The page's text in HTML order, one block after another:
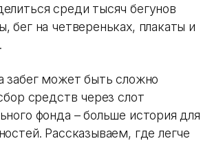
среди тысяч бегунов
бег на четвереньках, плакаты и
забег может быть сложно
средств через слот
фонда – больше история для
Рассказываем, где легче